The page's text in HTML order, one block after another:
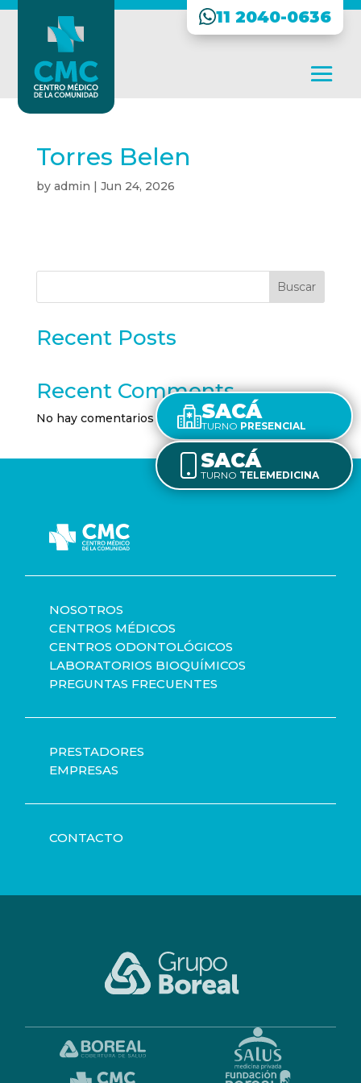
11 2040-0636
Torres Belen
by admin | Jun 24, 2026
Buscar
Recent Posts
Recent Comments
No hay comentarios que mostrar.SACÁ
TURNO PRESENCIAL
SACÁ
TURNO TELEMEDICINA
NOSOTROS
CENTROS MÉDICOS
CENTROS ODONTOLÓGICOS
LABORATORIOS BIOQUÍMICOS
PREGUNTAS FRECUENTES
PRESTADORES
EMPRESAS
CONTACTO